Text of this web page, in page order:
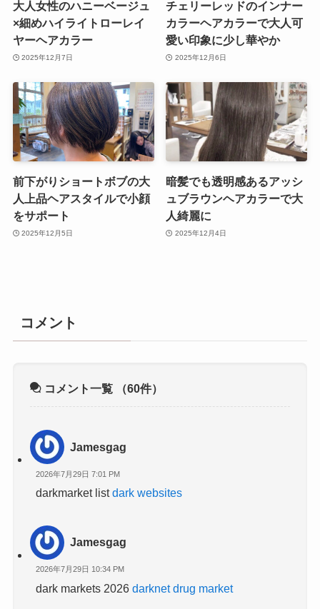
大人女性のハニーベージュ
×細めハイライトローレイ
ヤーヘアカラー
2025年12月7日
チェリーレッドのインナー
カラーヘアカラーで大人可
愛い印象に少し華やか
2025年12月6日
前下がりショートボブの大
人上品ヘアスタイルで小顔
をサポート
2025年12月5日
暗髪でも透明感あるアッシ
ュブラウンヘアカラーで大
人綺麗に
2025年12月4日
コメント
コメント一覧 （60件）
Jamesgag
2026年7月29日 7:01 PM
darkmarket listdark websites
Jamesgag
2026年7月29日 10:34 PM
dark markets 2026darknet drug market